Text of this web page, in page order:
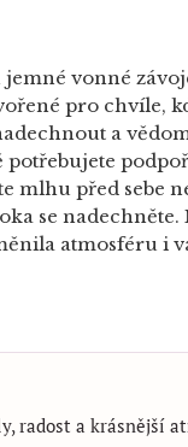
vonné
pro chvíle,
a
potřebujete
mlhu před sebe
se nadechněte.
atmosféru i
radost a krásnější